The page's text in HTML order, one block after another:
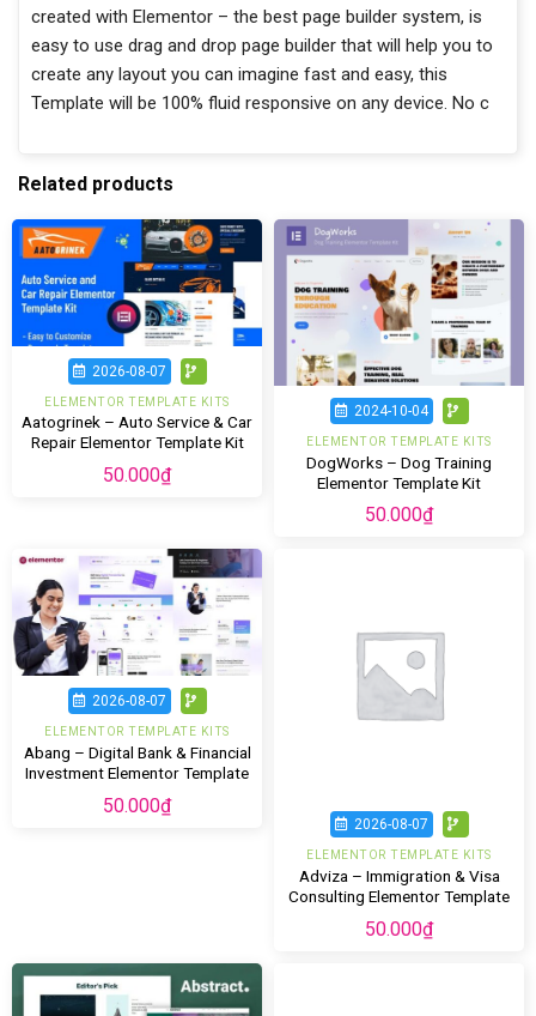
created with Elementor – the best page builder system, is
easy to use drag and drop page builder that will help you to
create any layout you can imagine fast and easy, this
Template will be 100% fluid responsive on any device. No c
Related products
2026-08-07
ELEMENTOR TEMPLATE KITS
Aatogrinek – Auto Service & Car
Repair Elementor Template Kit
50.000₫
2024-10-04
ELEMENTOR TEMPLATE KITS
DogWorks – Dog Training
Elementor Template Kit
50.000₫
2026-08-07
ELEMENTOR TEMPLATE KITS
Abang – Digital Bank & Financial
Investment Elementor Template
50.000₫
2026-08-07
ELEMENTOR TEMPLATE KITS
Adviza – Immigration & Visa
Consulting Elementor Template
50.000₫